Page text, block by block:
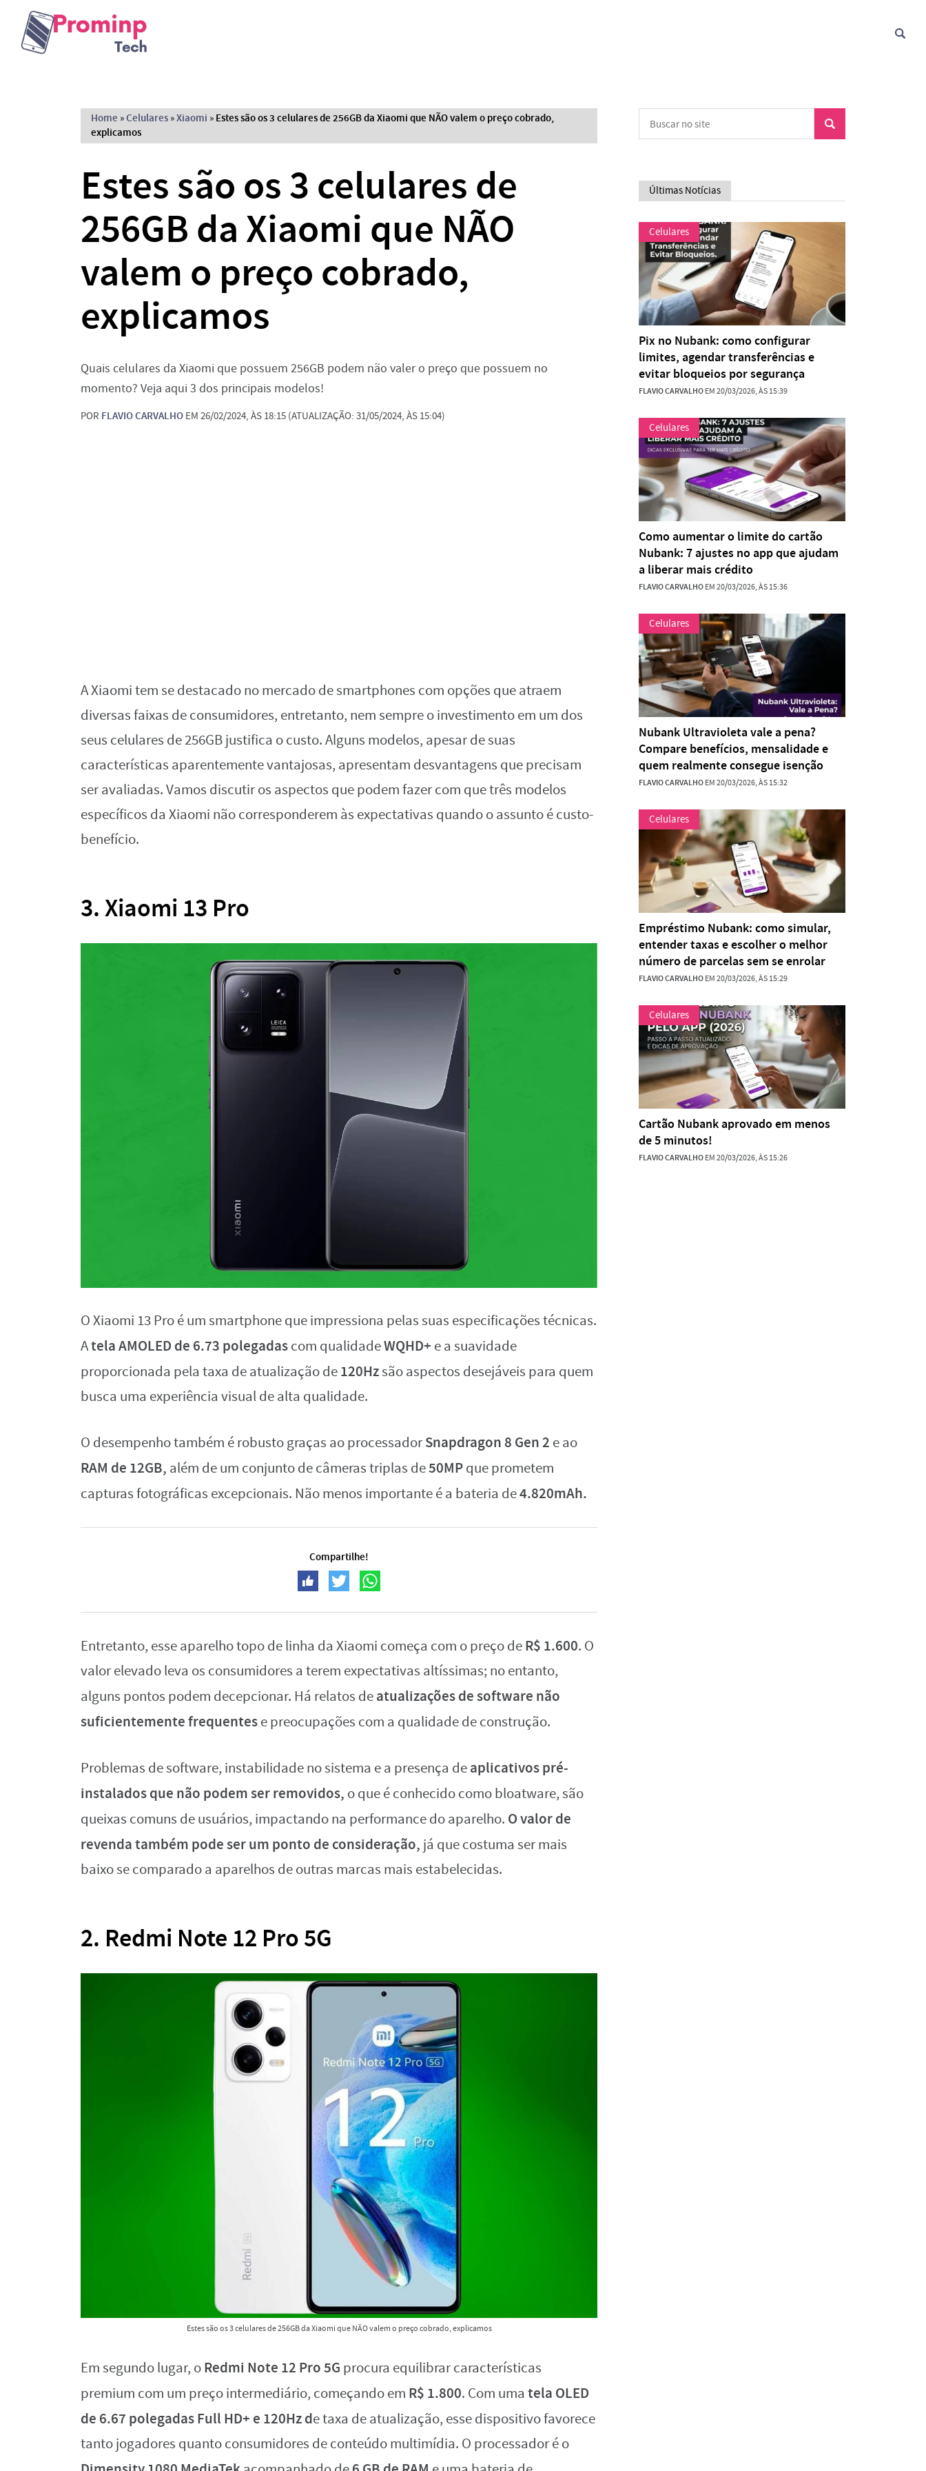
Home »Celulares »Xiaomi » Estes são os 3 celulares de 256GB da Xiaomi que NÃO valem o preço cobrado,
explicamos
Estes são os 3 celulares de
256GB da Xiaomi que NÃO
valem o preço cobrado,
explicamos
Quais celulares da Xiaomi que possuem 256GB podem não valer o preço que possuem no
momento? Veja aqui 3 dos principais modelos!
POR FLAVIO CARVALHO EM 26/02/2024, ÀS 18:15 (ATUALIZAÇÃO: 31/05/2024, ÀS 15:04)
A Xiaomi tem se destacado no mercado de smartphones com opções que atraem
diversas faixas de consumidores, entretanto, nem sempre o investimento em um dos
seus celulares de 256GB justifica o custo. Alguns modelos, apesar de suas
características aparentemente vantajosas, apresentam desvantagens que precisam
ser avaliadas. Vamos discutir os aspectos que podem fazer com que três modelos
específicos da Xiaomi não corresponderem às expectativas quando o assunto é custo-
benefício.
3. Xiaomi 13 Pro
O Xiaomi 13 Pro é um smartphone que impressiona pelas suas especificações técnicas.
Atela AMOLED de 6.73 polegadascom qualidadeWQHD+ e a suavidade
proporcionada pela taxa de atualização de120Hzsão aspectos desejáveis para quem
busca uma experiência visual de alta qualidade.
O desempenho também é robusto graças ao processadorSnapdragon 8 Gen 2 e ao
RAM de 12GB, além de um conjunto de câmeras triplas de50MPque prometem
capturas fotográficas excepcionais. Não menos importante é a bateria de4.820mAh.
Compartilhe!
Entretanto, esse aparelho topo de linha da Xiaomi começa com o preço deR$ 1.600. O
valor elevado leva os consumidores a terem expectativas altíssimas; no entanto,
alguns pontos podem decepcionar. Há relatos deatualizações de software não
suficientemente frequentese preocupações com a qualidade de construção.
Problemas de software, instabilidade no sistema e a presença deaplicativos pré-
instalados que não podem ser removidos, o que é conhecido como bloatware, são
queixas comuns de usuários, impactando na performance do aparelho. O valor de
revenda também pode ser um ponto de consideração, já que costuma ser mais
baixo se comparado a aparelhos de outras marcas mais estabelecidas.
2. Redmi Note 12 Pro 5G
Estes são os 3 celulares de 256GB da Xiaomi que NÃO valem o preço cobrado, explicamos
Em segundo lugar, oRedmi Note 12 Pro 5G procura equilibrar características
premium com um preço intermediário, começando em R$ 1.800. Com uma tela OLED
de 6.67 polegadasFull HD+ e 120Hz de taxa de atualização, esse dispositivo favorece
tanto jogadores quanto consumidores de conteúdo multimídia. O processador é o
Últimas Notícias
Celulares
Pix no Nubank: como configurar
limites, agendar transferências e
evitar bloqueios por segurança
FLAVIO CARVALHOEM 20/03/2026, ÀS 15:39
Celulares
Como aumentar o limite do cartão
Nubank: 7 ajustes no app que ajudam
a liberar mais crédito
FLAVIO CARVALHOEM 20/03/2026, ÀS 15:36
Celulares
Nubank Ultravioleta vale a pena?
Compare benefícios, mensalidade e
quem realmente consegue isenção
FLAVIO CARVALHOEM 20/03/2026, ÀS 15:32
Celulares
Empréstimo Nubank: como simular,
entender taxas e escolher o melhor
número de parcelas sem se enrolar
FLAVIO CARVALHOEM 20/03/2026, ÀS 15:29
Celulares
Cartão Nubank aprovado em menos
de 5 minutos!
FLAVIO CARVALHOEM 20/03/2026, ÀS 15:26